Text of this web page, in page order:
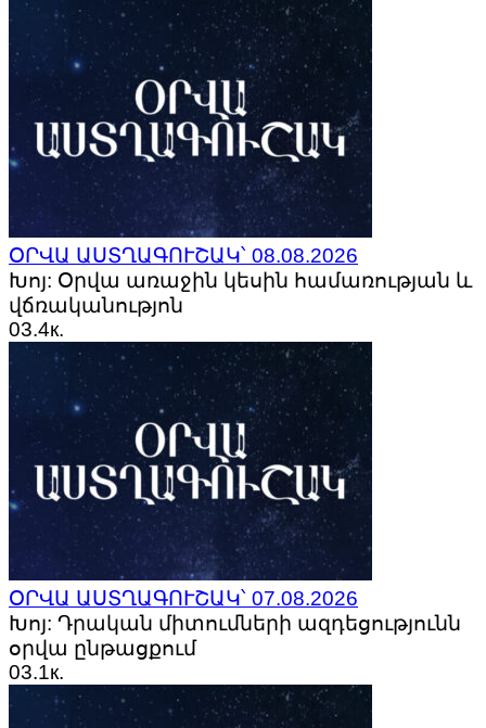
ՕՐՎԱ ԱՍՏՂԱԳՈՒՇԱԿ՝ 08.08.2026
Խոյ: Օրվա առաջին կեսին համառության և
վճռականությոն
03.4к.
ՕՐՎԱ ԱՍՏՂԱԳՈՒՇԱԿ՝ 07.08.2026
Խոյ: Դրական միտումների ազդեցությունն
օրվա ընթացքում
03.1к.